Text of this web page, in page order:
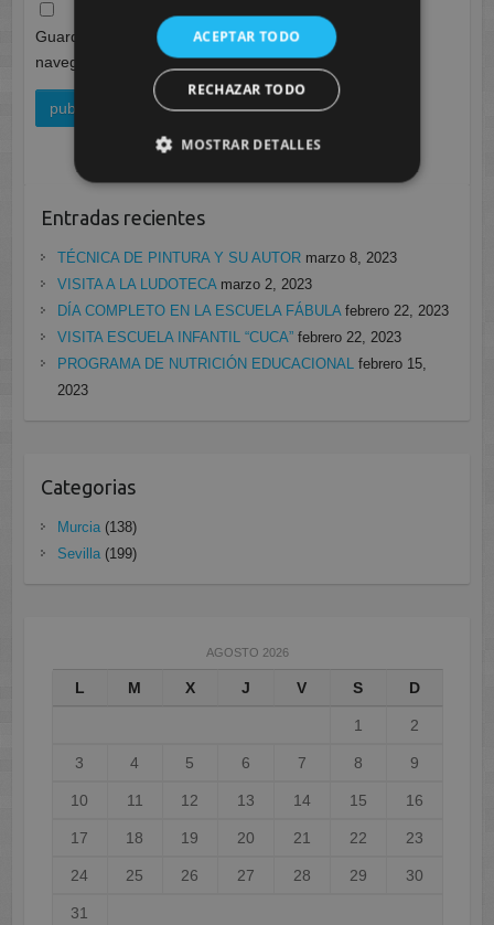
Guarda mi nombre, correo electrónico y web en este
navegador para la próxima vez que comente.
Entradas recientes
TÉCNICA DE PINTURA Y SU AUTOR marzo 8, 2023
VISITA A LA LUDOTECA marzo 2, 2023
DÍA COMPLETO EN LA ESCUELA FÁBULA febrero 22, 2023
VISITA ESCUELA INFANTIL “CUCA” febrero 22, 2023
PROGRAMA DE NUTRICIÓN EDUCACIONAL febrero 15,
2023
Categorias
Murcia(138)
Sevilla(199)
AGOSTO 2026
L M X J V S D
1 2
3 4 5 6 7 8 9
10 11 12 13 14 15 16
17 18 19 20 21 22 23
24 25 26 27 28 29 30
31
ACEPTAR TODO
RECHAZAR TODO
MOSTRAR DETALLES